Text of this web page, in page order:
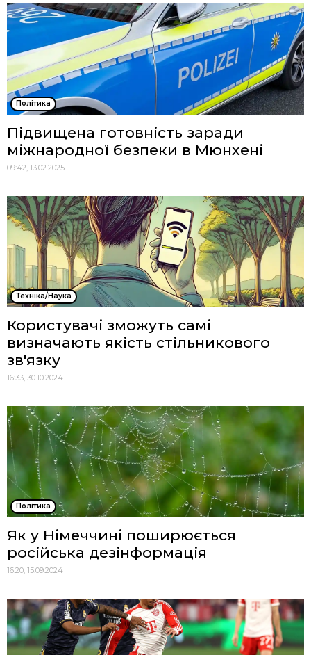
Політика
Підвищена готовність заради
міжнародної безпеки в Мюнхені
09:42, 13.02.2025
Техніка/Наука
Користувачі зможуть самі
визначають якість стільникового
зв'язку
16:33, 30.10.2024
Політика
Як у Німеччині поширюється
російська дезінформація
16:20, 15.09.2024